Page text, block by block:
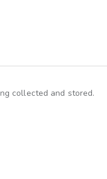
collected and stored.